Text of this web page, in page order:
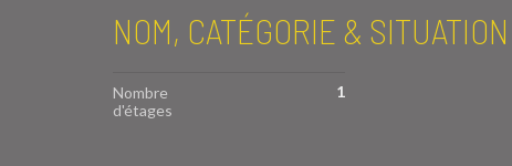
NOM, CATÉGORIE & SITUATION
Nombre
d'étages
1